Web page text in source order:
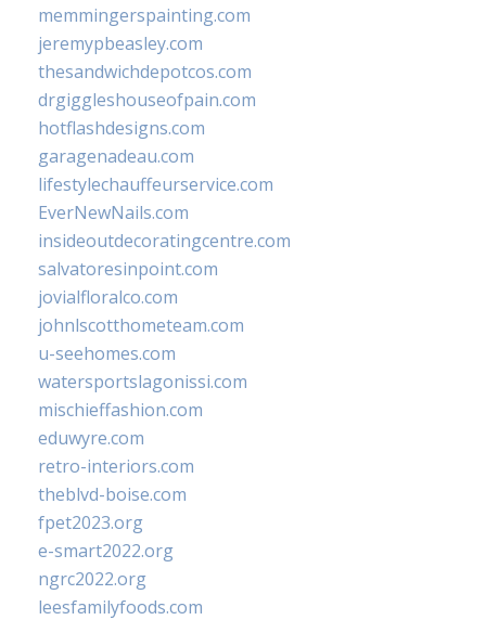
memmingerspainting.com
jeremypbeasley.com
thesandwichdepotcos.com
drgiggleshouseofpain.com
hotflashdesigns.com
garagenadeau.com
lifestylechauffeurservice.com
EverNewNails.com
insideoutdecoratingcentre.com
salvatoresinpoint.com
jovialfloralco.com
johnlscotthometeam.com
u-seehomes.com
watersportslagonissi.com
mischieffashion.com
eduwyre.com
retro-interiors.com
theblvd-boise.com
fpet2023.org
e-smart2022.org
ngrc2022.org
leesfamilyfoods.com